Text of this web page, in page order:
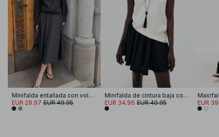
Minifalda entallada con volumen
EUR 29.97 EUR 49.95
Minifalda de cintura baja con volumen
EUR 34.96 EUR 49.95 EUR